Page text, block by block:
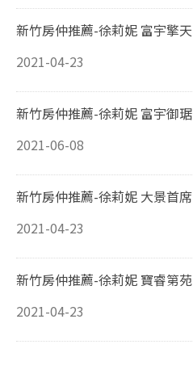
新竹房仲推薦-徐莉妮 富宇擎天
2021-04-23
新竹房仲推薦-徐莉妮 富宇御琚
2021-06-08
新竹房仲推薦-徐莉妮 大景首席
2021-04-23
新竹房仲推薦-徐莉妮 寶睿第苑
2021-04-23